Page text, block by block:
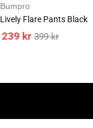
Bumpro
Lively Flare Pants Black
399kr
239 kr